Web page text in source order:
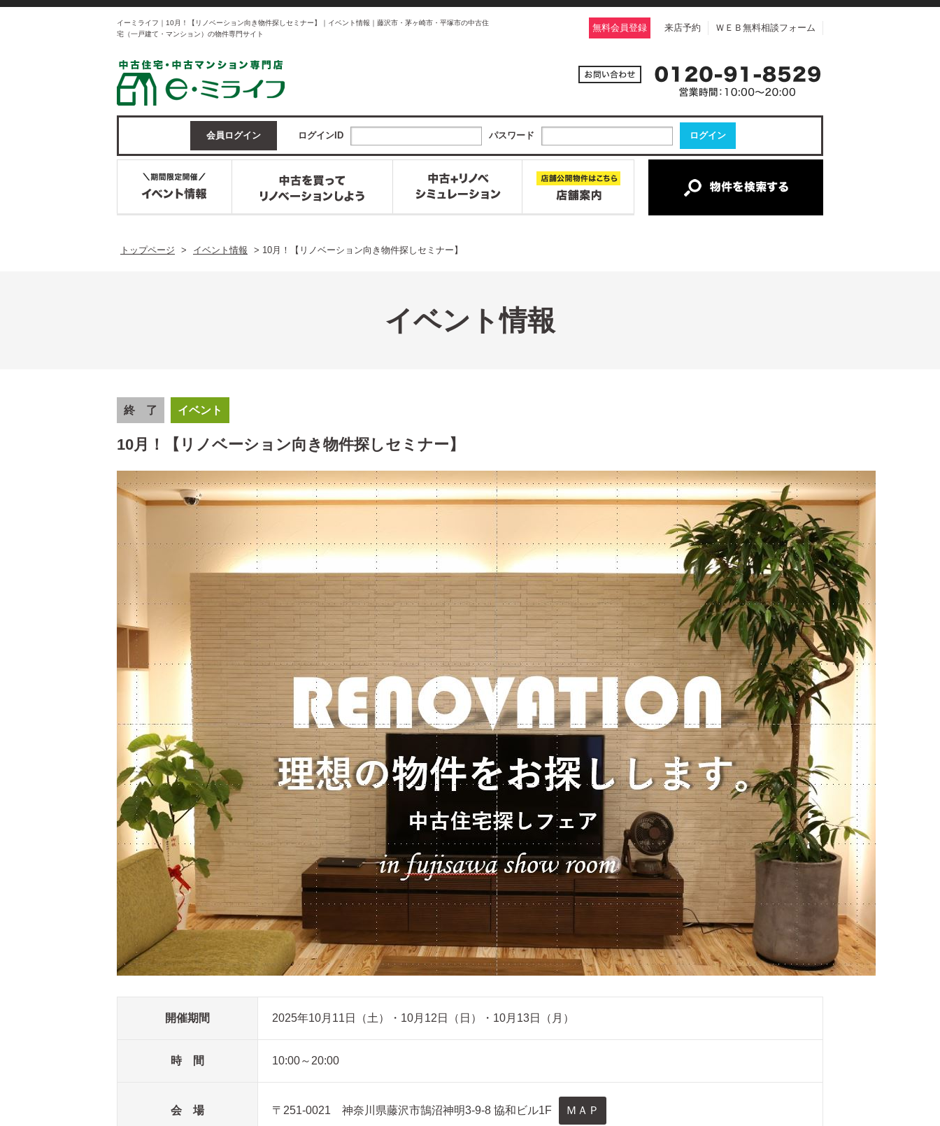
イーミライフ｜10月！【リノベーション向き物件探しセミナー】｜イベント情報｜藤沢市・茅ヶ崎市・平塚市の中古住
宅（一戸建て・マンション）の物件専門サイト
無料会員登録 来店予約 ＷＥＢ無料相談フォーム
会員ログイン ログインID パスワード
トップページ
> イベント情報 > 10月！【リノベーション向き物件探しセミナー】
イベント情報
終 了 イベント
10月！【リノベーション向き物件探しセミナー】
開催期間 2025年10月11日（土）・10月12日（日）・10月13日（月）
時 間 10:00～20:00
会 場 〒251-0021 神奈川県藤沢市鵠沼神明3-9-8 協和ビル1F ＭＡＰ